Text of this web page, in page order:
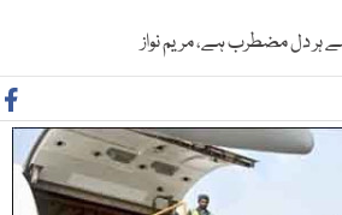
ہر دل مضطرب ہے، مریم نواز